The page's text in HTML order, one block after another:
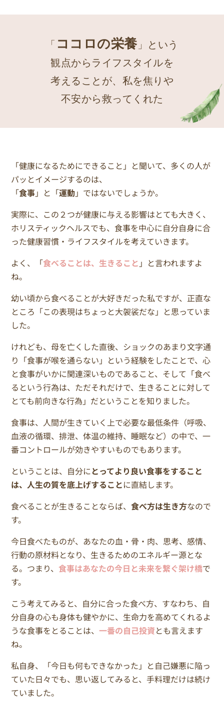
「 ココロの栄養 」という
観点からライフスタイルを
考えることが、 私を焦りや
不安から救ってくれた
「健康になるためにできること」と聞いて、多くの人が
パッとイメージするのは、
「食事」と「運動」ではないでしょうか。
実際に、この２つが健康に与える影響はとても大きく、
ホリスティックヘルスでも、食事を中心に自分自身に合
った健康習慣・ライフスタイルを考えていきます。
よく、「食べることは、生きること 」と言われますよ
ね。
幼い頃から食べることが大好きだった私ですが、正直な
ところ「この表現はちょっと大袈裟だな」と思っていま
した。
けれども、母を亡くした直後、ショックのあまり文字通
り「食事が喉を通らない」という経験をしたことで、心
と食事がいかに関連深いものであること、そして「食べ
るという行為は、ただそれだけで、生きることに対して
とても前向きな行為」だということを知りました。
食事は、人間が生きていく上で必要な最低条件（呼吸、
血液の循環、排泄、体温の維持、睡眠など）の中で、一
番コントロールが効きやすいものでもあります。
ということは、自分にとってより良い食事をすること
は、人生の質を底上げすることに直結します。
食べることが生きることならば、食べ方は生き方なので
す。
今日食べたものが、あなたの血・骨・肉、思考、感情、
行動の原材料となり、生きるためのエネルギー源とな
る。つまり、 食事はあなたの今日と未来を繋ぐ架け橋で
す。
こう考えてみると、自分に合った食べ方、すなわち、自
分自身の心も身体も健やかに、生命力を高めてくれるよ
うな食事をとることは、一番の自己投資とも言えます
ね。
私自身、「今日も何もできなかった」と自己嫌悪に陥っ
ていた日々でも、思い返してみると、手料理だけは続け
ていました。